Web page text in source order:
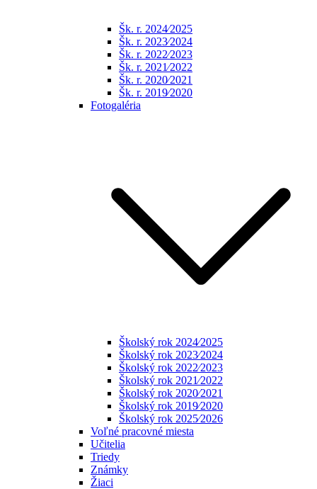
Šk. r. 2024⁄2025
Šk. r. 2023⁄2024
Šk. r. 2022⁄2023
Šk. r. 2021⁄2022
Šk. r. 2020⁄2021
Šk. r. 2019⁄2020
Fotogaléria
Školský rok 2024⁄2025
Školský rok 2023⁄2024
Školský rok 2022⁄2023
Školský rok 2021⁄2022
Školský rok 2020⁄2021
Školský rok 2019⁄2020
Školský rok 2025⁄2026
Voľné pracovné miesta
Učitelia
Triedy
Známky
Žiaci